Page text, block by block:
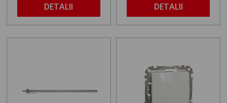
DETALII DETALII